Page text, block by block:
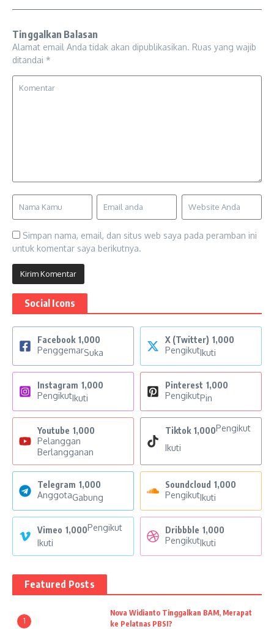
Tinggalkan Balasan
Alamat email Anda tidak akan dipublikasikan. Ruas yang wajib
ditandai *
Simpan nama, email, dan situs web saya pada peramban ini
untuk komentar saya berikutnya.
Social Icons
Facebook 1,000
PenggemarSuka
X (Twitter) 1,000
PengikutIkuti
Instagram 1,000
PengikutIkuti
Pinterest 1,000
PengikutPin
Youtube 1,000
Pelanggan
Berlangganan
Tiktok 1,000Pengikut
Ikuti
Telegram 1,000
AnggotaGabung
Soundcloud 1,000
PengikutIkuti
Vimeo 1,000Pengikut
Ikuti
Dribbble 1,000
PengikutIkuti
Featured Posts
1
Nova Widianto Tinggalkan BAM, Merapat
ke Pelatnas PBSI?